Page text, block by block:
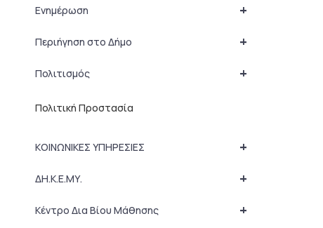
+
Ενημέρωση
+
Περιήγηση στο Δήμο
+
Πολιτισμός
Πολιτική Προστασία
+
ΚΟΙΝΩΝΙΚΕΣ ΥΠΗΡΕΣΙΕΣ
+
ΔΗ.Κ.Ε.ΜΥ.
+
Κέντρο Δια Βίου Μάθησης